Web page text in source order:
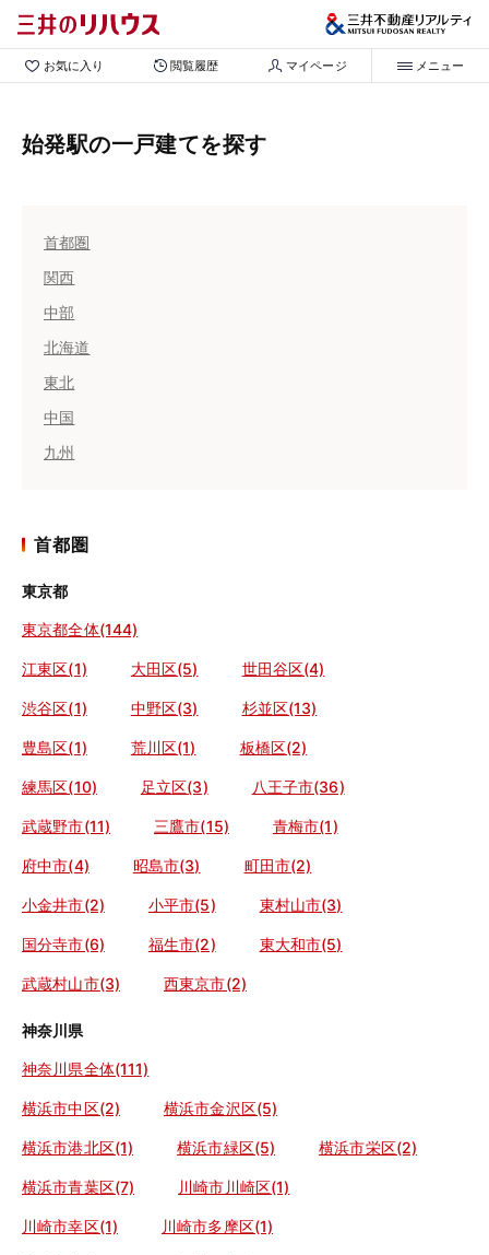
お気に入り 閲覧履歴 マイページ メニュー
始発駅の一戸建てを探す
首都圏
関西
中部
北海道
東北
中国
九州
首都圏
東京都
東京都全体(144)
江東区(1) 大田区(5) 世田谷区(4)
渋谷区(1) 中野区(3) 杉並区(13)
豊島区(1) 荒川区(1) 板橋区(2)
練馬区(10) 足立区(3) 八王子市(36)
武蔵野市(11) 三鷹市(15) 青梅市(1)
府中市(4) 昭島市(3) 町田市(2)
小金井市(2) 小平市(5) 東村山市(3)
国分寺市(6) 福生市(2) 東大和市(5)
武蔵村山市(3) 西東京市(2)
神奈川県
神奈川県全体(111)
横浜市中区(2) 横浜市金沢区(5)
横浜市港北区(1) 横浜市緑区(5) 横浜市栄区(2)
横浜市青葉区(7) 川崎市川崎区(1)
川崎市幸区(1) 川崎市多摩区(1)